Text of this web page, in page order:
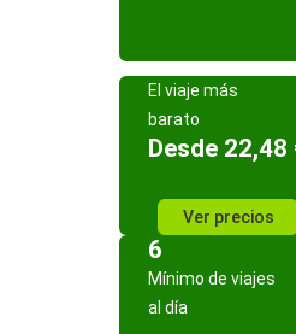
El viaje más
barato
Desde 22,48
Ver precios
6
Mínimo de viajes
al día